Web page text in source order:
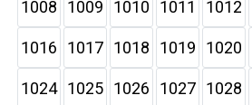
1008 1009 1010 1011 1012
1016 1017 1018 1019 1020
1024 1025 1026 1027 1028